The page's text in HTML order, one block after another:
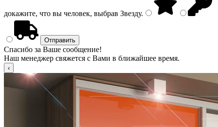
докажите, что вы человек, выбрав Звезду.
Спасибо за Ваше сообщение!
Наш менеджер свяжется с Вами в ближайшее время.